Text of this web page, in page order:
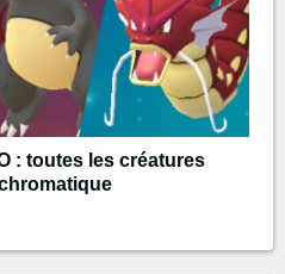
: toutes les créatures